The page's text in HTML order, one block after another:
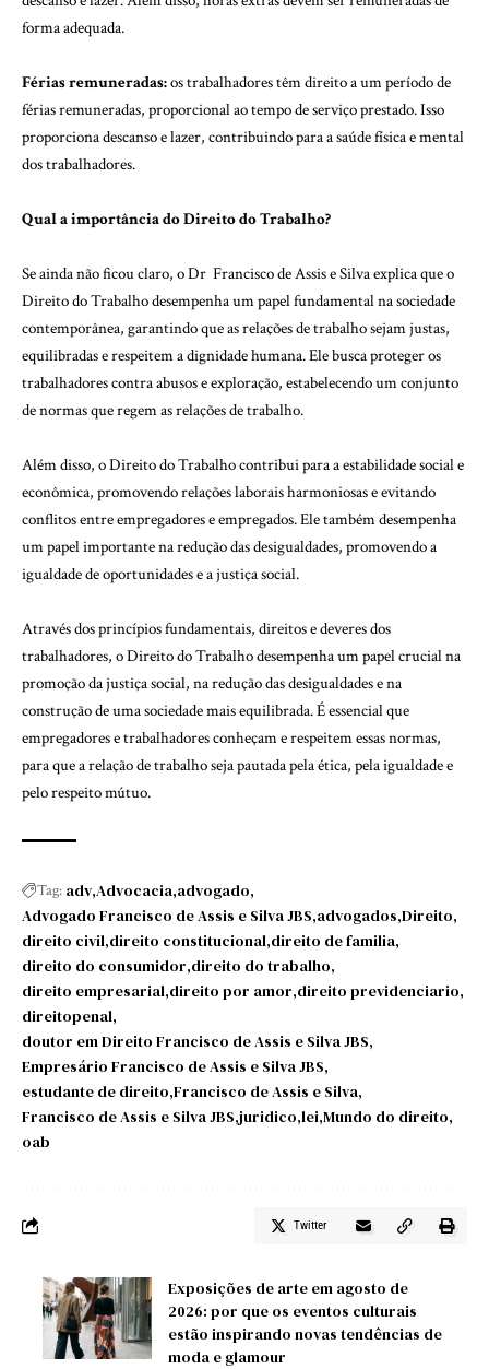
forma adequada.
Férias remuneradas:os trabalhadores têm direito a um período de
férias remuneradas, proporcional ao tempo de serviço prestado. Isso
proporciona descanso e lazer, contribuindo para a saúde física e mental
dos trabalhadores.
Qual a importância do Direito do Trabalho?
Se ainda não ficou claro, o Dr Francisco de Assis e Silva explica que o
Direito do Trabalho desempenha um papel fundamental na sociedade
contemporânea, garantindo que as relações de trabalho sejam justas,
equilibradas e respeitem a dignidade humana. Ele busca proteger os
trabalhadores contra abusos e exploração, estabelecendo um conjunto
de normas que regem as relações de trabalho.
Além disso, o Direito do Trabalho contribui para a estabilidade social e
econômica, promovendo relações laborais harmoniosas e evitando
conflitos entre empregadores e empregados. Ele também desempenha
um papel importante na redução das desigualdades, promovendo a
igualdade de oportunidades e a justiça social.
Através dos princípios fundamentais, direitos e deveres dos
trabalhadores, o Direito do Trabalho desempenha um papel crucial na
promoção da justiça social, na redução das desigualdades e na
construção de uma sociedade mais equilibrada. É essencial que
empregadores e trabalhadores conheçam e respeitem essas normas,
para que a relação de trabalho seja pautada pela ética, pela igualdade e
pelo respeito mútuo.
Tag: adv Advocacia advogado
Advogado Francisco de Assis e Silva JBS advogados Direito
direito civil direito constitucional direito de familia
direito do consumidor direito do trabalho
direito empresarial direito por amor direito previdenciario
direitopenal
doutor em Direito Francisco de Assis e Silva JBS
Empresário Francisco de Assis e Silva JBS
estudante de direito Francisco de Assis e Silva
Francisco de Assis e Silva JBS juridico lei Mundo do direito
oab
Twitter
Exposições de arte em agosto de
2026: por que os eventos culturais
estão inspirando novas tendências de
moda e glamour